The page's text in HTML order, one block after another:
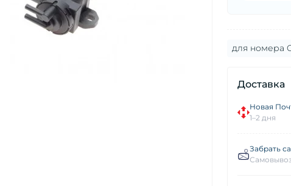
для номера
Доставка
Новая
1–2 дня
Забрать